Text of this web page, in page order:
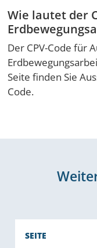
Wie lautet der
Der CPV-Code für
Seite finden Sie
Code.